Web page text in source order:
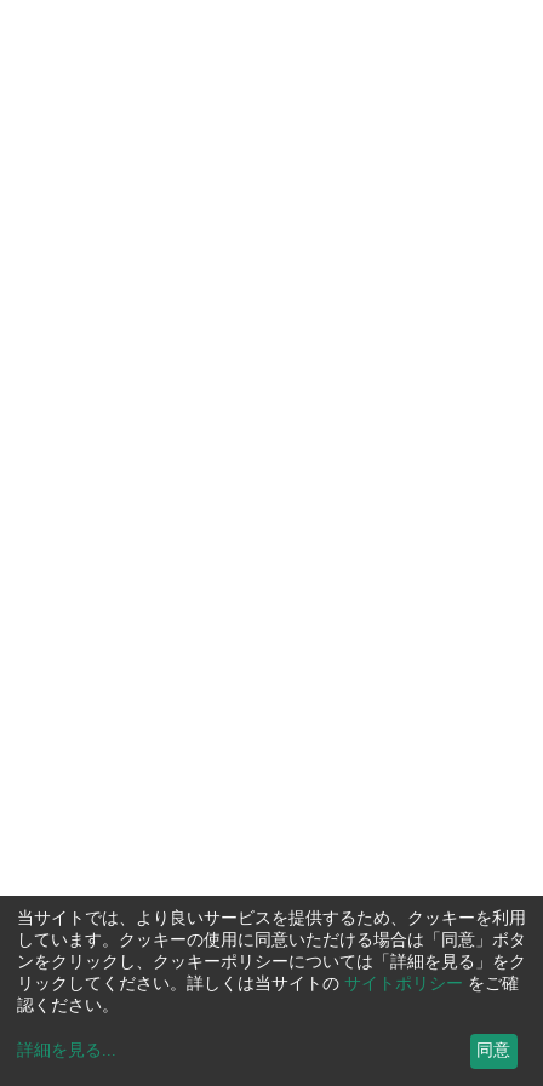
当サイトでは、より良いサービスを提供するため、クッキーを利用
しています。クッキーの使用に同意いただける場合は「同意」ボタ
ンをクリックし、クッキーポリシーについては「詳細を見る」をク
リックしてください。詳しくは当サイトの サイトポリシー をご確
認ください。
詳細を見る ... 同意